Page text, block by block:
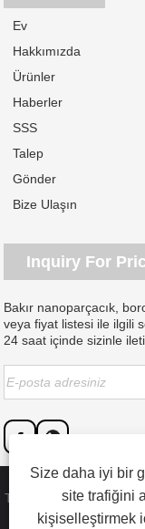
Ev
Hakkımızda
Ürünler
Haberler
SSS
Talep
Gönder
Bize Ulaşın
Inquiry For
Bakır nanoparçacık,
veya fiyat listesi ile ilgili
24 saat içinde sizinle
Telif Hakkı © 2023
- Çin Bakır
Size daha iyi bir
site trafiğini
kişiselleştirmek